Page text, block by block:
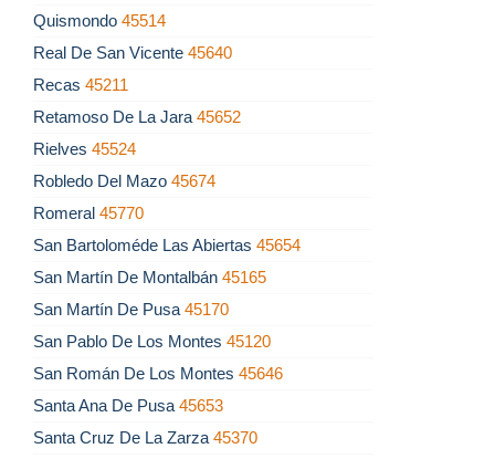
Quismondo 45514
Real De San Vicente 45640
Recas 45211
Retamoso De La Jara 45652
Rielves 45524
Robledo Del Mazo 45674
Romeral 45770
San Bartoloméde Las Abiertas 45654
San Martín De Montalbán 45165
San Martín De Pusa 45170
San Pablo De Los Montes 45120
San Román De Los Montes 45646
Santa Ana De Pusa 45653
Santa Cruz De La Zarza 45370